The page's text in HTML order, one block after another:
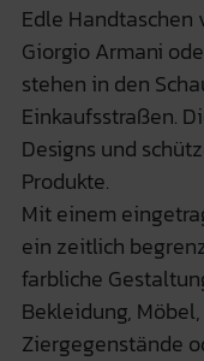
Edle Handtaschen
Giorgio Armani
stehen in den
Einkaufsstraßen.
Designs und
Produkte.
Mit einem
ein zeitlich
farbliche
Bekleidung,
Ziergegenstände